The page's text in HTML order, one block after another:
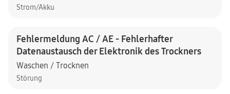
Strom/Akku
Fehlermeldung AC / AE - Fehlerhafter
Datenaustausch der Elektronik des Trockners
Waschen / Trocknen
Störung